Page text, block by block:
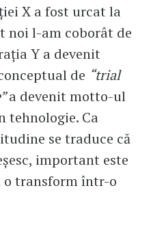
X a fost urcat la
noi l-am coborât de
Y a devenit
de “trial
a devenit motto-ul
tehnologie. Ca
se traduce că
important este
o transform într-o